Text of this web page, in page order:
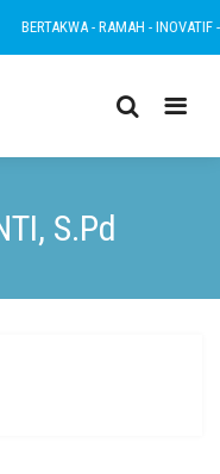
BERTAKWA - RAMAH - INOVATIF -
S.Pd